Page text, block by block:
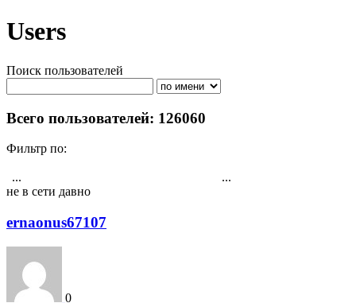
Users
Поиск пользователей
Всего пользователей: 126060
Фильтр по:
... ...
не в сети давно
ernaonus67107
0